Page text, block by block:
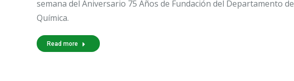
semana del Aniversario 75 Años de Fundación del Departamento de
Química.
Read more